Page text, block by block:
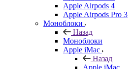
Apple Airpods 4
Apple Airpods Pro 3
Моноблоки
Назад
Моноблоки
Apple iMac
Назад
Apple iMac